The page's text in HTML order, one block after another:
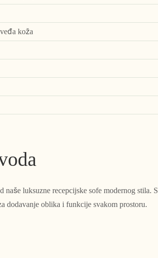
koža
luksuzne recepcijske sofe modernog stila. S
dodavanje oblika i funkcije svakom prostoru.